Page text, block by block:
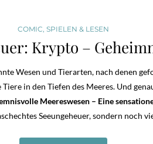
COMIC SPIELEN & LESEN
Krypto –
Wesen und Tierarten, nach denen
in den Tiefen des Meeres. Und
Meereswesen – Eine
Seeungeheuer, sondern noch